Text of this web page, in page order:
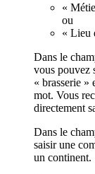
«
ou
« Lieu
Dans le
vous pouvez
« brasserie »
mot. Vous
directement
Dans le
saisir une
un continent.